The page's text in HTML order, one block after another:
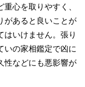
心を取りやすく、
があると良いことが
はいけません。張り
いの家相鑑定で凶に
性などにも悪影響が